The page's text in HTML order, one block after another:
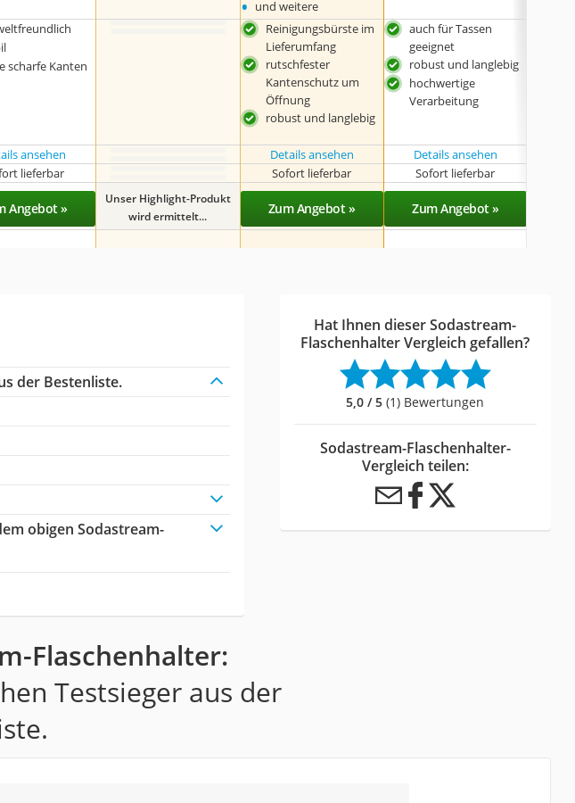
• und weitere
scharfe Kanten
Reinigungsbürste im
Lieferumfang
rutschfester
Kantenschutz um
Öffnung
robust und langlebig
auch für Tassen
geeignet
robust und langlebig
hochwertige
Verarbeitung
ansehen Details ansehen Details ansehen
lieferbar Sofort lieferbar Sofort lieferbar
Angebot »
Unser Highlight-Produkt
wird ermittelt...
Zum Angebot » Zum Angebot »
der Bestenliste.
obigen Sodastream-
Hat Ihnen dieser Sodastream-
Flaschenhalter Vergleich gefallen?
5,0 / 5 (1) Bewertungen
Sodastream-Flaschenhalter-
Vergleich teilen:
Flaschenhalter:
Testsieger aus der